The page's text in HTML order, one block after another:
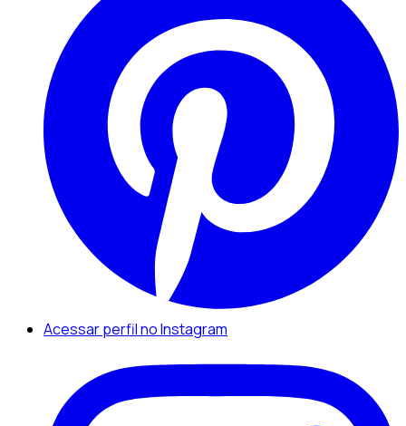
Acessar perfil no Instagram